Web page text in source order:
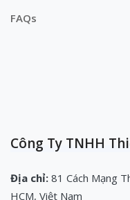
FAQs
Công Ty TNHH
Địa chỉ: 81 Cách Mạng
HCM, Việt Nam